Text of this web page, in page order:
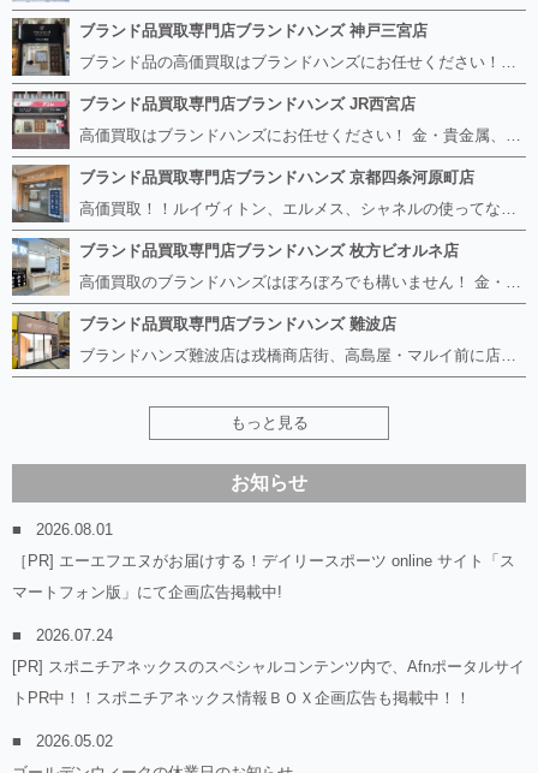
ブランド品買取専門店ブランドハンズ 神戸三宮店
ブランド品の高価買取はブランドハンズにお任せください！！ 高騰し続けている金・貴金属はもちろん、ルイヴィトン、エルメス、シャネル、ロレックスは特に力を入れております。 その他ブランド食器、銀シルバー製品、美容機器、脱毛器、スマホなど幅広く取り扱っております！ 鑑定士は経験豊富で親切丁寧な対応を心がけております。 鑑定書がないものでもしっかり見させて頂きます。
ブランド品買取専門店ブランドハンズ JR西宮店
高価買取はブランドハンズにお任せください！ 金・貴金属、ルイヴィトン、エルメス、シャネル、ロレックスは特に力を入れておりますが、 他店で断られたボロボロになったバッグや財布、壊れたブランド品、時計、千切れた貴金属もお買取り可能です。 経験豊富な鑑定士が宝石やダイヤモンドの鑑定書がないものでもしっかり見させて頂きます。 その他ブランド食器、銀シルバー製品、美容機器、脱毛器、スマホなど幅広く取り扱っております！ 是非お気軽にお越しください。
ブランド品買取専門店ブランドハンズ 京都四条河原町店
高価買取！！ルイヴィトン、エルメス、シャネルの使ってないものなど ブランドハンズならボロボロでも構いません。 他店に断られたものも当店ならお買取り可能です！ ロレックスやフェンディ、グッチも大歓迎です！ ブランド品や貴金属、時計、宝石、ダイヤモンドは特に高価買取ですのでお査定だけでもお待ちしております。
ブランド品買取専門店ブランドハンズ 枚方ビオルネ店
高価買取のブランドハンズはぼろぼろでも構いません！ 金・貴金属、ルイヴィトンやエルメス、シャネルの使ってないものはございませんか？ 他店に断られたものも当店ならお買取り可能です！ ロレックスやフェンディ、グッチも大歓迎！ ブランド品や貴金属、時計、宝石、ダイヤモンドは特に高価買取ですがブランド食器、スマホ、美容機器、銀製品など幅広く取り扱っております。
ブランド品買取専門店ブランドハンズ 難波店
ブランドハンズ難波店は戎橋商店街、高島屋・マルイ前に店舗があります！ ボロボロのルイヴィトン、エルメス、シャネルも高価買取！！ ぼろぼろのものでもブランドハンズなら高くお買取り致します！ ブランド香水や化粧品、動かない時計、ロレックスは特に高価買取です。 貴金属や宝石、ダイヤモンドの鑑定書がないものでもしっかり見させて頂きます。 是非お気軽にお越しください。
もっと見る
お知らせ
2026.08.01
［PR] エーエフエヌがお届けする！デイリースポーツ online サイト「ス
マートフォン版」にて企画広告掲載中!
2026.07.24
[PR] スポニチアネックスのスペシャルコンテンツ内で、Afnポータルサイ
トPR中！！スポニチアネックス情報ＢＯＸ企画広告も掲載中！！
2026.05.02